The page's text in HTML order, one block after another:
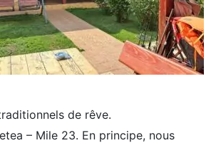
de rêve.
– Mile 23. En principe, nous